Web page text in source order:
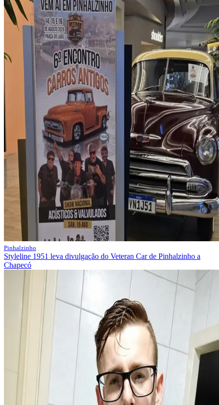
Pinhalzinho
Styleline 1951 leva divulgação do Veteran Car de Pinhalzinho a
Chapecó